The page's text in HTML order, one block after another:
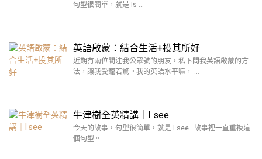
句型很簡單，就是 Is …
英語啟蒙：結合生活+投其所好
近期有兩位關注我公眾號的朋友，私下問我英語啟蒙的方
法，讓我受寵若驚。我的英語水平嘛， …
牛津樹全英精講｜I see
今天的故事，句型很簡單，就是 I see…故事裡一直重複這
個句型。